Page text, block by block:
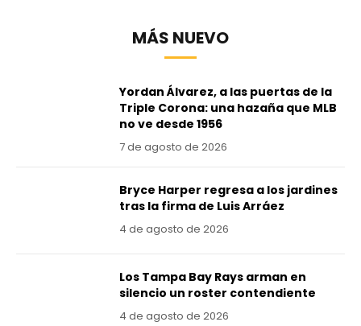
MÁS NUEVO
Yordan Álvarez, a las puertas de la
Triple Corona: una hazaña que MLB
no ve desde 1956
7 de agosto de 2026
Bryce Harper regresa a los jardines
tras la firma de Luis Arráez
4 de agosto de 2026
Los Tampa Bay Rays arman en
silencio un roster contendiente
4 de agosto de 2026